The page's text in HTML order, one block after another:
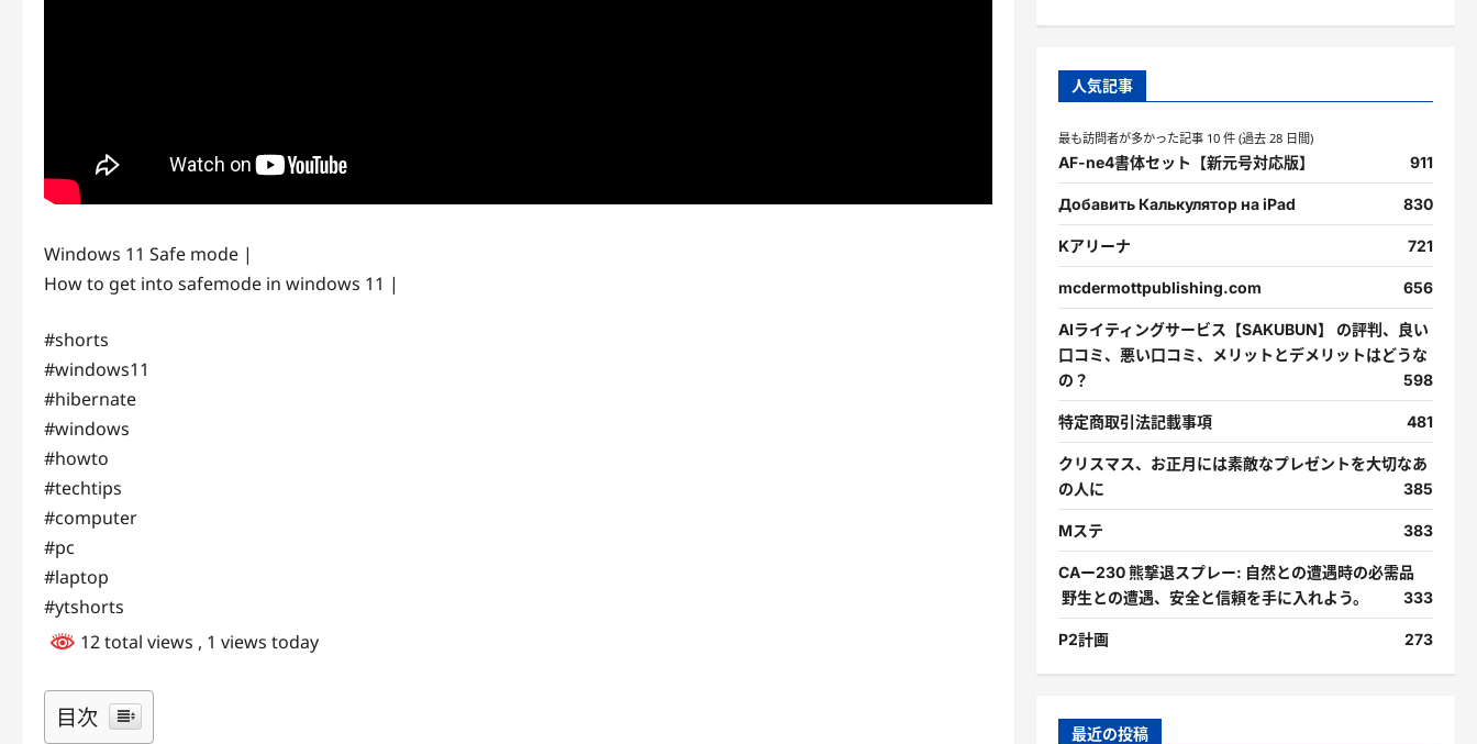
Windows 11 Safe mode |
How to get into safemode in windows 11 |
#shorts
#windows11
#hibernate
#windows
#howto
#techtips
#computer
#pc
#laptop
#ytshorts
12 total views , 1 views today
目次
人気記事
最も訪問者が多かった記事 10 件 (過去 28 日間)
AF-ne4書体セット【新元号対応版】 911
Добавить Калькулятор на iPad 830
Kアリーナ 721
mcdermottpublishing.com 656
AIライティングサービス【SAKUBUN】 の評判、良い
口コミ、悪い口コミ、メリットとデメリットはどうな
の？
598
特定商取引法記載事項 481
クリスマス、お正月には素敵なプレゼントを大切なあ
の人に
385
Mステ 383
CAー230 熊撃退スプレー: 自然との遭遇時の必需品
野生との遭遇、安全と信頼を手に入れよう。
333
P2計画 273
最近の投稿